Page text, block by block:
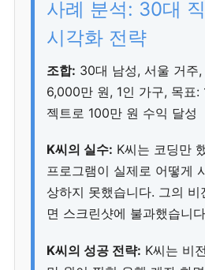
사례 분석: 30대
시각화 전략
조합: 30대 남성, 서울 거주
6,000만 원, 1인 가구, 목표:
젝트로 100만 원 수익 달성
K씨의 실수: K씨는 코딩만
프로그램이 실제로 어떻게
상하지 못했습니다. 그의
면 스크린샷에 불과했습니
K씨의 성공 전략: K씨는 비